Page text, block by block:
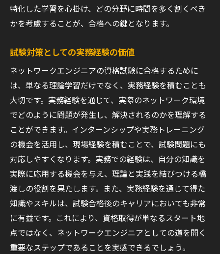
特化した学習を心掛け、どの分野に時間を多く割くべき
かを考慮することが、合格への鍵となります。
試験対策としての実務経験の価値
ネットワークエンジニアの資格試験に合格するために
は、単なる理論学習だけでなく、実務経験を積むことも
大切です。実務経験を通じて、実際のネットワーク環境
でどのように問題が発生し、解決されるのかを理解する
ことができます。インターンシップや実務トレーニング
の機会を活用し、現場経験を積むことで、試験問題にも
対応しやすくなります。実務での経験は、自分の知識を
実際に応用する機会を与え、理論と実践を結びつける橋
渡しの役割を果たします。また、実務経験を通じて得た
知識やスキルは、試験合格後のキャリアにおいても非常
に有益です。これにより、資格取得が単なるスタート地
点ではなく、ネットワークエンジニアとしての道を開く
重要なステップであることを実感できるでしょう。